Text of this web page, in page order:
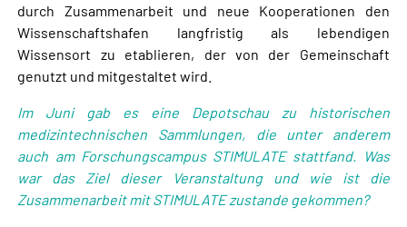
durch Zusammenarbeit und neue Kooperationen den
Wissenschaftshafen langfristig als lebendigen
Wissensort zu etablieren, der von der Gemeinschaft
genutzt und mitgestaltet wird.
Im Juni gab es eine Depotschau zu historischen
medizintechnischen Sammlungen, die unter anderem
auch am Forschungscampus STIMULATE stattfand. Was
war das Ziel dieser Veranstaltung und wie ist die
Zusammenarbeit mit STIMULATE zustande gekommen?